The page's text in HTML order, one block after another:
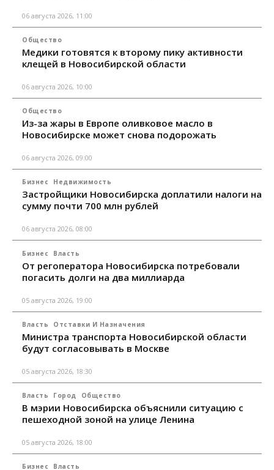
06 августа 2026, 11:00
Общество
Медики готовятся к второму пику активности
клещей в Новосибирской области
06 августа 2026, 10:00
Общество
Из-за жары в Европе оливковое масло в
Новосибирске может снова подорожать
06 августа 2026, 09:00
Бизнес Недвижимость
Застройщики Новосибирска доплатили налоги на
сумму почти 700 млн рублей
06 августа 2026, 08:00
Бизнес Власть
От регоператора Новосибирска потребовали
погасить долги на два миллиарда
05 августа 2026, 19:00
Власть Отставки И Назначения
Министра транспорта Новосибирской области
будут согласовывать в Москве
05 августа 2026, 18:30
Власть Город Общество
В мэрии Новосибирска объяснили ситуацию с
пешеходной зоной на улице Ленина
05 августа 2026, 18:00
Бизнес Власть